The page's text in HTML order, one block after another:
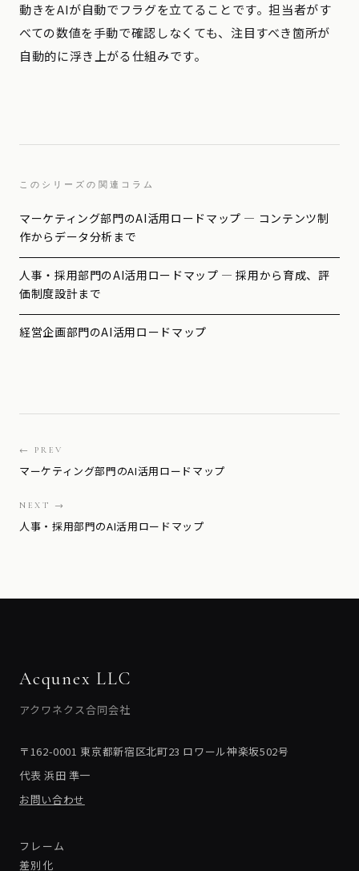
動きをAIが自動でフラグを立てることです。担当者がす
べての数値を手動で確認しなくても、注目すべき箇所が
自動的に浮き上がる仕組みです。
このシリーズの関連コラム
マーケティング部門のAI活用ロードマップ — コンテンツ制
作からデータ分析まで
人事・採用部門のAI活用ロードマップ — 採用から育成、評
価制度設計まで
経営企画部門のAI活用ロードマップ
← PREV
マーケティング部門のAI活用ロードマップ
NEXT →
人事・採用部門のAI活用ロードマップ
Acqunex LLC
アクワネクス合同会社
〒162-0001 東京都新宿区北町23 ロワール神楽坂502号
代表 浜田 準一
お問い合わせ
フレーム
差別化